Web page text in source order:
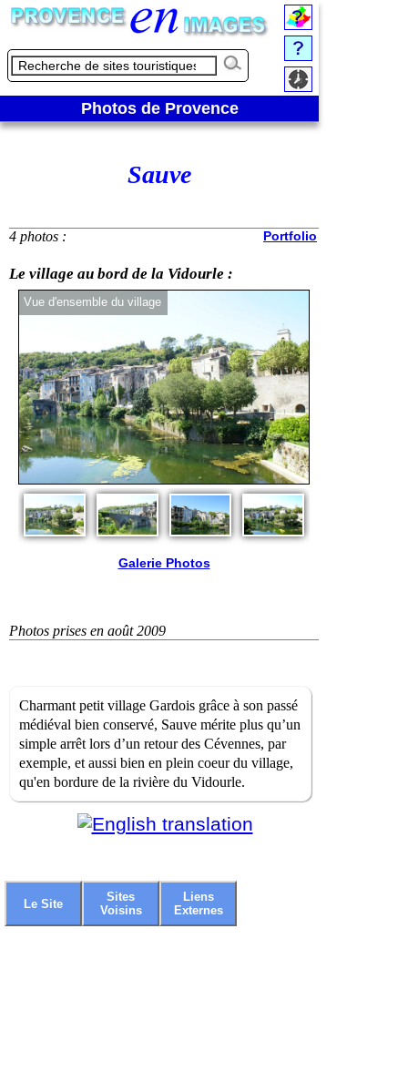
Photos de Provence
Sauve
4 photos : Portfolio
Le village au bord de la Vidourle :
Vue d'ensemble du village
Galerie Photos
Photos prises en août 2009
Charmant petit village Gardois grâce à son passé
médiéval bien conservé, Sauve mérite plus qu’un
simple arrêt lors d’un retour des Cévennes, par
exemple, et aussi bien en plein coeur du village,
qu'en bordure de la rivière du Vidourle.
Le Site
Sites
Voisins
Liens
Externes